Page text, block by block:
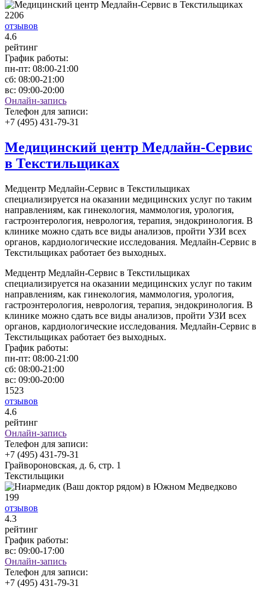
2206
отзывов
4.6
рейтинг
График работы:
пн-пт: 08:00-21:00
сб: 08:00-21:00
вс: 09:00-20:00
Онлайн-запись
Телефон для записи:
+7 (495) 431-79-31
Медицинский центр Медлайн-Сервис
в Текстильщиках
Медцентр Медлайн-Сервис в Текстильщиках
специализируется на оказании медицинских услуг по таким
направлениям, как гинекология, маммология, урология,
гастроэнтерология, неврология, терапия, эндокринология. В
клинике можно сдать все виды анализов, пройти УЗИ всех
органов, кардиологические исследования. Медлайн-Сервис в
Текстильщиках работает без выходных.
Медцентр Медлайн-Сервис в Текстильщиках
специализируется на оказании медицинских услуг по таким
направлениям, как гинекология, маммология, урология,
гастроэнтерология, неврология, терапия, эндокринология. В
клинике можно сдать все виды анализов, пройти УЗИ всех
органов, кардиологические исследования. Медлайн-Сервис в
Текстильщиках работает без выходных.
График работы:
пн-пт: 08:00-21:00
сб: 08:00-21:00
вс: 09:00-20:00
1523
отзывов
4.6
рейтинг
Онлайн-запись
Телефон для записи:
+7 (495) 431-79-31
Грайвороновская, д. 6, стр. 1
Текстильщики
199
отзывов
4.3
рейтинг
График работы:
вс: 09:00-17:00
Онлайн-запись
Телефон для записи:
+7 (495) 431-79-31